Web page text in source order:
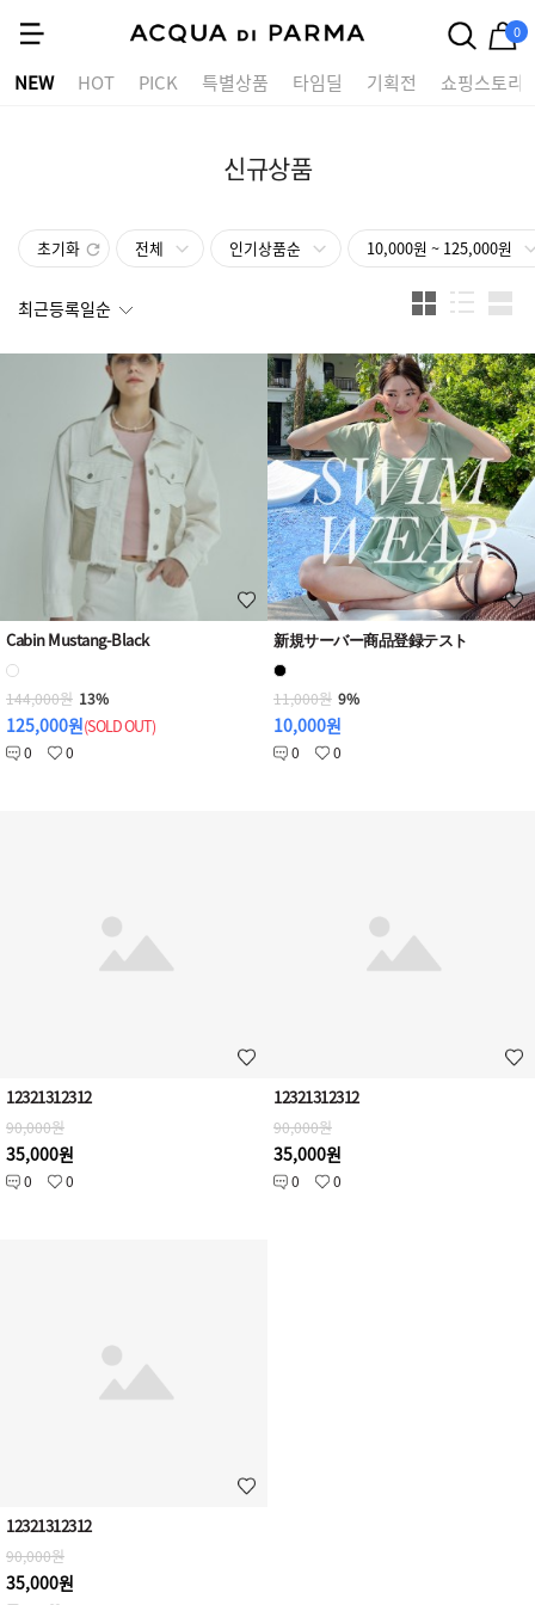
0
NEW HOT PICK 특별상품 타임딜 기획전 쇼핑스토리
신규상품
초기화 전체 인기상품순 10,000원 ~ 125,000원
최근등록일순
Cabin Mustang-Black
144,000원 13%
125,000원(SOLD OUT)
0 0
新規サーバー商品登録テスト
11,000원 9%
10,000원
0 0
12321312312
90,000원
35,000원
0 0
12321312312
90,000원
35,000원
0 0
12321312312
90,000원
35,000원